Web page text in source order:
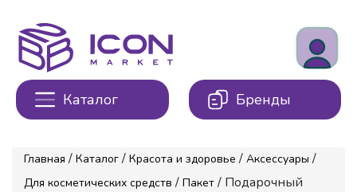
Каталог Бренды
Главная / Каталог / Красота и здоровье / Аксессуары /
Для косметических средств / Пакет / Подарочный